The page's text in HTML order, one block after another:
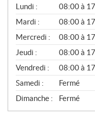
G
É
N
É
R
A
L
Lundi :
08:00 à
Mardi :
08:00 à
Mercredi :
08:00 à
Jeudi :
08:00 à
Vendredi :
08:00 à
Samedi :
Fermé
Dimanche :
Fermé